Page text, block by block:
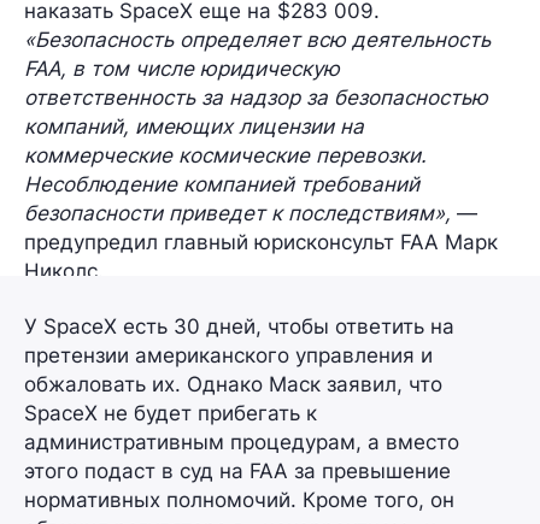
наказать SpaceX еще на $283 009.
«Безопасность определяет всю деятельность
FAA, в том числе юридическую
ответственность за надзор за безопасностью
компаний, имеющих лицензии на
коммерческие космические перевозки.
Несоблюдение компанией требований
безопасности приведет к последствиям», —
предупредил главный юрисконсульт FAA Марк
Николс
У SpaceX есть 30 дней, чтобы ответить на
претензии американского управления и
обжаловать их. Однако Маск заявил, что
SpaceX не будет прибегать к
административным процедурам, а вместо
этого подаст в суд на FAA за превышение
нормативных полномочий. Кроме того, он